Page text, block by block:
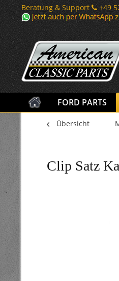
Beratung & Support
+49
FORD PARTS
Übersicht
Clip Satz